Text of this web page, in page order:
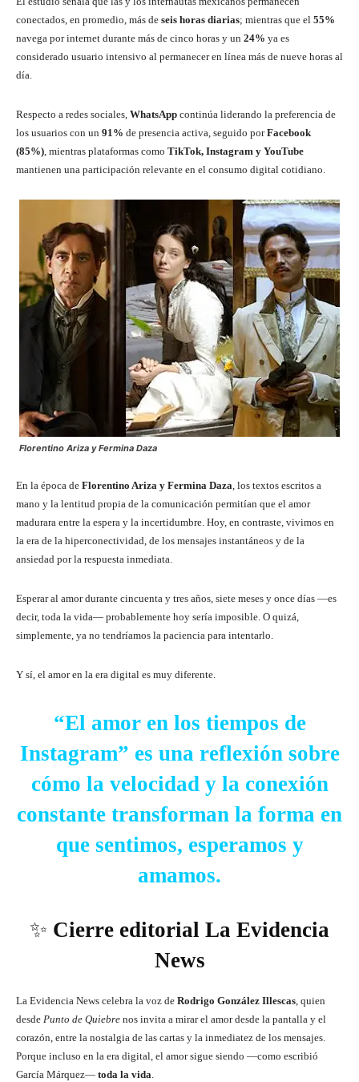
conectados, en promedio, más de seis horas diarias; mientras que el 55%
navega por internet durante más de cinco horas y un 24% ya es
considerado usuario intensivo al permanecer en línea más de nueve horas al
día.
Respecto a redes sociales, WhatsApp continúa liderando la preferencia de
los usuarios con un 91% de presencia activa, seguido porFacebook
(85%), mientras plataformas como TikTok, Instagram y YouTube
mantienen una participación relevante en el consumo digital cotidiano.
Florentino Ariza y Fermina Daza
En la época de Florentino Ariza y Fermina Daza, los textos escritos a
mano y la lentitud propia de la comunicación permitían que el amor
madurara entre la espera y la incertidumbre. Hoy, en contraste, vivimos en
la era de la hiperconectividad, de los mensajes instantáneos y de la
ansiedad por la respuesta inmediata.
Esperar al amor durante cincuenta y tres años, siete meses y once días —es
decir, toda la vida— probablemente hoy sería imposible. O quizá,
simplemente, ya no tendríamos la paciencia para intentarlo.
Y sí, el amor en la era digital es muy diferente.
“El amor en los tiempos de
Instagram” es una reflexión sobre
cómo la velocidad y la conexión
constante transforman la forma en
que sentimos, esperamos y
amamos.
✨ Cierre editorial La Evidencia
News
La Evidencia News celebra la voz de Rodrigo González Illescas, quien
desde Punto de Quiebre nos invita a mirar el amor desde la pantalla y el
corazón, entre la nostalgia de las cartas y la inmediatez de los mensajes.
Porque incluso en la era digital, el amor sigue siendo —como escribió
García Márquez— toda la vida.